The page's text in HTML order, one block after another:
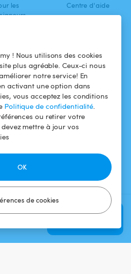
! Nous utilisons des cookies
plus agréable. Ceux-ci nous
notre service! En
activant une option dans
vous acceptez les conditions
Politique de confidentialité.
ou retirer votre
mettre à jour vos
de cookies
OK
Vérifier la
les
ma piscine
ça
?
Centre d'aide
confidentialité
Mentions légales
TÉLÉCHARGEZ L'APP